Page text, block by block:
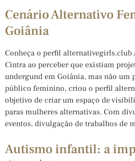
Cenário Alternativo
Goiânia
Conheça o perfil alternativegirls.club
Cintra ao perceber que existiam
undergund em Goiânia, mas não um
público feminino, criou o perfil
objetivo de criar um espaço de
paras mulheres alternativas. Com
eventos, divulgação de trabalhos de
Autismo infantil: a